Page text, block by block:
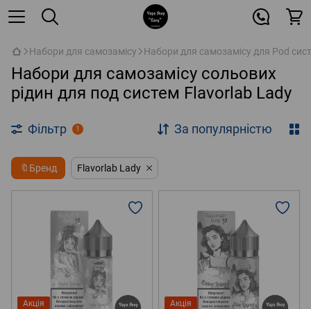
Набори для самозамісу Набори для самозамісу для Pod
Набори для самозамісу сольових
рідин для под систем Flavorlab Lady
Фільтр 1 За популярністю
🔖Бренд Flavorlab Lady
Акція
Акція